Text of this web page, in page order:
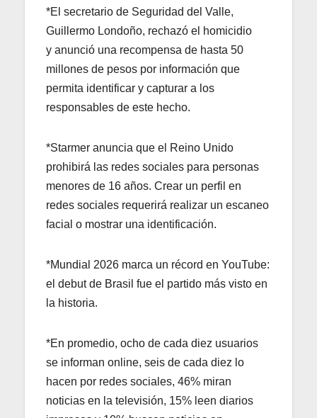
*El secretario de Seguridad del Valle,
Guillermo Londoño, rechazó el homicidio
y anunció una recompensa de hasta 50
millones de pesos por información que
permita identificar y capturar a los
responsables de este hecho.
*Starmer anuncia que el Reino Unido
prohibirá las redes sociales para personas
menores de 16 años. Crear un perfil en
redes sociales requerirá realizar un escaneo
facial o mostrar una identificación.
*Mundial 2026 marca un récord en YouTube:
el debut de Brasil fue el partido más visto en
la historia.
*En promedio, ocho de cada diez usuarios
se informan online, seis de cada diez lo
hacen por redes sociales, 46% miran
noticias en la televisión, 15% leen diarios